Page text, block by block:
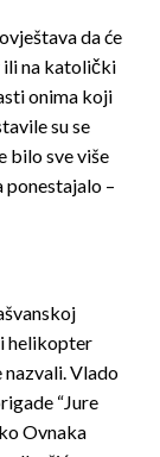
da će
ili na katolički
onima koji
su se
bilo sve više
ponestajalo –
helikopter
nazvali. Vlado
“Jure
Ovnaka